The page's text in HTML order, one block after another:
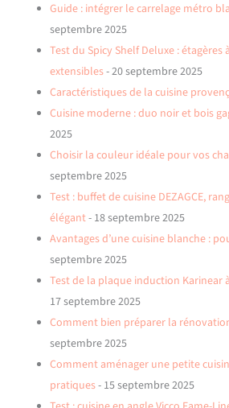
Guide : intégrer le carrelage métro
septembre 2025
Test du Spicy Shelf Deluxe : étagères
extensibles- 20 septembre 2025
Caractéristiques de la cuisine
Cuisine moderne : duo noir et bois
2025
Choisir la couleur idéale pour vos
septembre 2025
Test : buffet de cuisine DEZAGCE,
élégant- 18 septembre 2025
Avantages d’une cuisine blanche :
septembre 2025
Test de la plaque induction Karinear
17 septembre 2025
Comment bien préparer la
septembre 2025
Comment aménager une petite
pratiques- 15 septembre 2025